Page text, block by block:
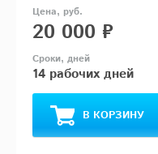
20 000 ₽
14 рабочих дней
В КОРЗИНУ